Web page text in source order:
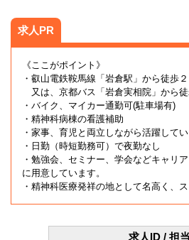
求人PR
《ここがポイント》
・叡山電鉄鞍馬線「岩倉駅」から徒歩
又は、京都バス「岩倉実相院」から
・バイク、マイカー通勤可(駐車場有)
・精神科病棟の看護補助
・家事、育児と両立しながら活躍して
・日勤（時短勤務可）で夜勤なし
・勉強会、セミナー、学会などキャリ
に用意しています。
・精神科医療発祥の地として名高く、
求人ID / 担当